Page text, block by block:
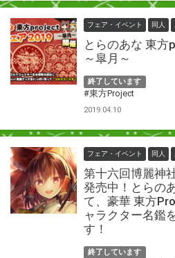
フェア・イベント 同人
とらのあな 東
～皐月～
終了しています
#東方Project
2019.04.10
フェア・イベント 同人
第十六回博麗神
発売中！とらの
て、豪華 東方
ャラクター名鑑
す！
終了しています